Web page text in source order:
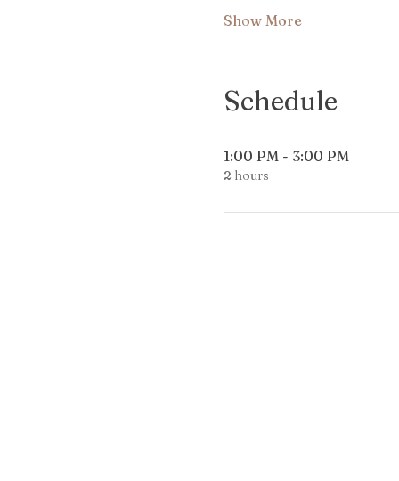
Show More
Schedule
1:00 PM - 3:00 PM
2 hours